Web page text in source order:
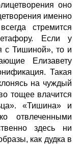
оно
именно
стремится
Если у
с Тишиной», то и
Елизавету
Такая
на чуждый
тощее влачится
«Тишина» и
отвлеченными
здесь ни
как дудка в